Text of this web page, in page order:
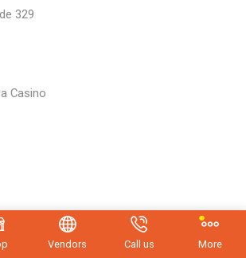
329
Casino
Vendors Call us More